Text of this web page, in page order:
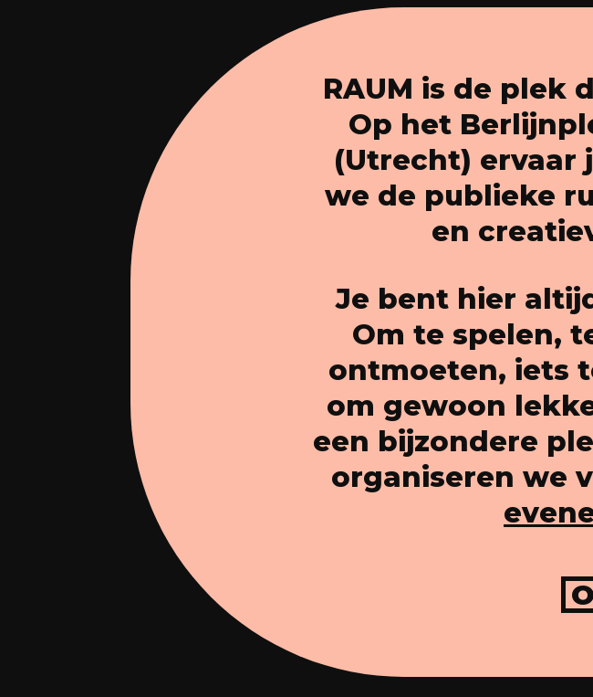
RAUM is de plek
Op het
(Utrecht) ervaar
we de publieke
en
Je bent hier
Om te spelen,
ontmoeten, iets
om gewoon
een bijzondere
organiseren we